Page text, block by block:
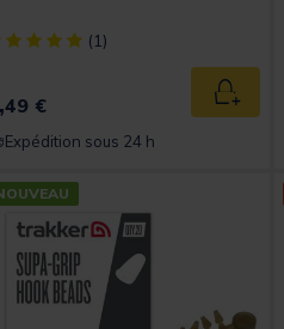
panier
Object] out of 5 Customer
(1)
49 € Ajouter
Expédition sous 24 h